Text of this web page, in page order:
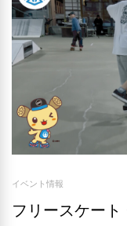
イベント情報
フリースケー